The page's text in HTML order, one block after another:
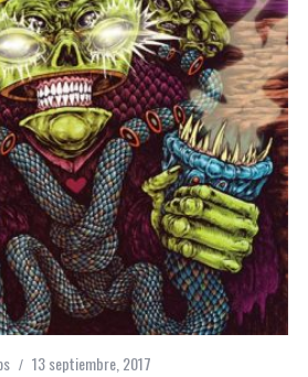
13 septiembre, 2017